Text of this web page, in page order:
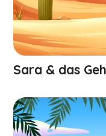
Sara & das